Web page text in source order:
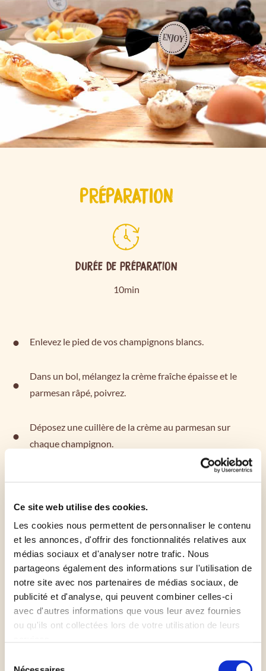
Ce site web utilise des cookies.
Les cookies nous permettent de personnaliser le contenu
et les annonces, d'offrir des fonctionnalités relatives aux
médias sociaux et d'analyser notre trafic. Nous
partageons également des informations sur l'utilisation de
notre site avec nos partenaires de médias sociaux, de
publicité et d'analyse, qui peuvent combiner celles-ci
avec d'autres informations que vous leur avez fournies
ou qu'ils ont collectées lors de votre utilisation de leurs
PRÉPARATION
Durée de préparation
10min
Enlevez le pied de vos champignons blancs.
Dans un bol, mélangez la crème fraîche épaisse et le
parmesan râpé, poivrez.
Déposez une cuillère de la crème au parmesan sur
chaque champignon.
Lesplusdu chef
Servez le tout avec une petite salade verte assaisonnée,
des dès de comté, des tomates cerises et des grains de